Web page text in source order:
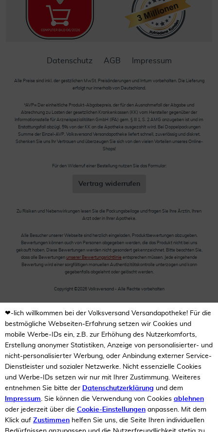
Datenschutz AGB Impressum
Alle Preise sind inkl. der gestzlichen MwSt. Preisänderungen und Irrtum vorbehalten. Die Lieferung
erfolgt nur innerhalb von Deutschland.
*AVP= Der einheitliche Produkt-Abgabepreis, der für den Ausnahmefall der Abgabe und
Abrechnung zu Lasten der gesetzlichen Krankenkassen (KK) vom Hersteller gegenüber der
Informationsstelle für Arzneispezialitäten GmbH (IFA) gem. § III 1, S. 2 AMG anzugeben ist und im
Erstattungsfall abzügl. 5% von der KK an die Apotheke ausgezahlt wird. Bei Doppelpackungen
Summe der Einzel-AVP. Volksversand Versandapotheke liefert schnell, zuverlässig und diskret.
Schenken Sie uns Ihr Vertrauen und überzeugen Sie sich von den vielen Vorteilen unseres Online-
Shops!
Für den Widerruf einer Bestellung nutzen Sie das Formular:
Vertrag widerrufen
Zu Risiken und Nebenwirkungen lesen Sie die Packungsbeilage und fragen Sie Ihre Ärztin, Ihren
Arzt oder in Ihrer Apotheke.
Alle Besucher unserer Webseite sind herzlich eingeladen, Produktbewertungen abzugeben.
Bewertungen können auch von Personen abgegeben werden, die das Produkt nicht bei uns
gekauft haben. Diese Bewertungen werden nicht gesondert gekennzeichnet. Bitte beachten Sie,
dass alle Bewertungen unserer Bewertungsrichtlinie entsprechen müssen. Jede eingehende
Bewertung wird einer sorgfältigen manuellen Authentizitätskontrolle unterzogen und kann
gegebenfalls abgelehnt oder gelöscht werden.
Copyright ©2026 Volksversand - Alle Rechte vorbehalten
❤-lich willkommen bei der Volksversand Versandapotheke! Für die
bestmögliche Webseiten-Erfahrung setzen wir Cookies und
mobile Werbe-IDs ein, z.B. zur Erhöhung des Nutzerkomforts,
Erstellung anonymer Statistiken, Anzeige von personalisierter- und
nicht-personalisierter Werbung, oder Anbindung externer Service-
Dienstleister und sozialer Netzwerke. Nicht essenzielle Cookies
und Werbe-IDs setzen wir nur mit Ihrer Zustimmung. Weiteres
entnehmen Sie bitte der Datenschutzerklärung und dem
Impressum. Sie können die Verwendung von Cookies ablehnen
oder jederzeit über die Cookie-Einstellungen anpassen. Mit dem
Klick auf Zustimmen helfen Sie uns, die Seite Ihren individuellen